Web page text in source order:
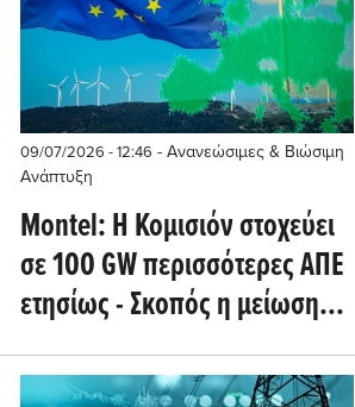
09/07/2026 - 12:46 - Ανανεώσιμες & Βιώσιμη
Ανάπτυξη
Montel: Η Κομισιόν στοχεύει
σε 100 GW περισσότερες ΑΠΕ
ετησίως - Σκοπός η μείωση
του φυσικού αερίου κατά 66%